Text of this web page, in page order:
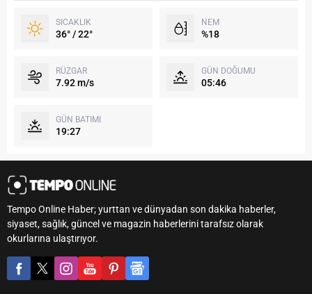
SICAKLIK
36° / 22°
NEM
%18
RÜZGAR
7.92 m/s
GÜN DOĞUMU
05:46
GÜN BATIMI
19:27
Tempo Online Haber; yurttan ve dünyadan son dakika haberler,
siyaset, sağlık, güncel ve magazin haberlerini tarafsız olarak
okurlarına ulaştırıyor.